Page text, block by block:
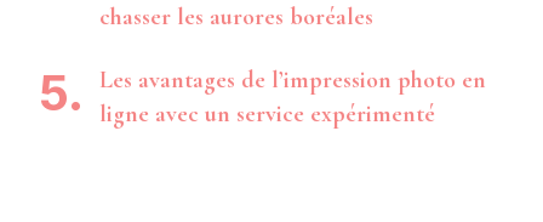
chasser les aurores boréales
Les avantages de l’impression photo en
ligne avec un service expérimenté